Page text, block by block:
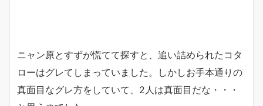
ニャン原とすずが慌てて探すと、追い詰められたコタ
ローはグレてしまっていました。しかしお手本通りの
真面目なグレ方をしていて、2人は真面目だな・・・